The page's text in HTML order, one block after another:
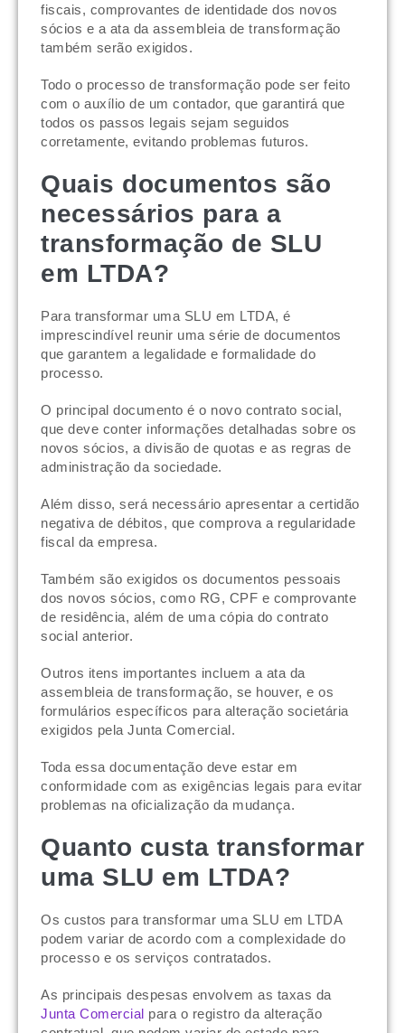
fiscais, comprovantes de identidade dos novos
sócios e a ata da assembleia de transformação
também serão exigidos.
Todo o processo de transformação pode ser feito
com o auxílio de um contador, que garantirá que
todos os passos legais sejam seguidos
corretamente, evitando problemas futuros.
Quais documentos são
necessários para a
transformação de SLU
em LTDA?
Para transformar uma SLU em LTDA, é
imprescindível reunir uma série de documentos
que garantem a legalidade e formalidade do
processo.
O principal documento é o novo contrato social,
que deve conter informações detalhadas sobre os
novos sócios, a divisão de quotas e as regras de
administração da sociedade.
Além disso, será necessário apresentar a certidão
negativa de débitos, que comprova a regularidade
fiscal da empresa.
Também são exigidos os documentos pessoais
dos novos sócios, como RG, CPF e comprovante
de residência, além de uma cópia do contrato
social anterior.
Outros itens importantes incluem a ata da
assembleia de transformação, se houver, e os
formulários específicos para alteração societária
exigidos pela Junta Comercial.
Toda essa documentação deve estar em
conformidade com as exigências legais para evitar
problemas na oficialização da mudança.
Quanto custa transformar
uma SLU em LTDA?
Os custos para transformar uma SLU em LTDA
podem variar de acordo com a complexidade do
processo e os serviços contratados.
As principais despesas envolvem as taxas da
Junta Comercial para o registro da alteração